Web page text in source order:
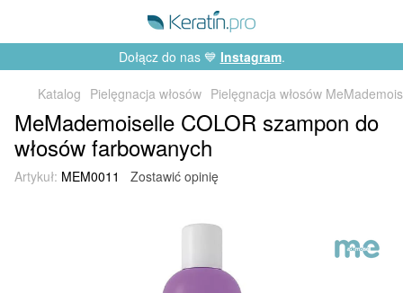
Dołącz do nas 💙 Instagram.
Katalog Pielęgnacja włosów Pielęgnacja włosów
MeMademoiselle COLOR szampon do
włosów farbowanych
Artykuł: MEM0011 Zostawić opinię